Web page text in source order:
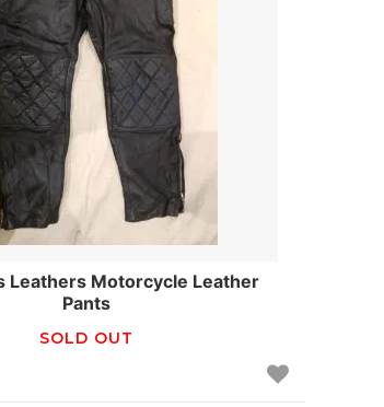
Leathers Motorcycle Leather
Pants
SOLD OUT